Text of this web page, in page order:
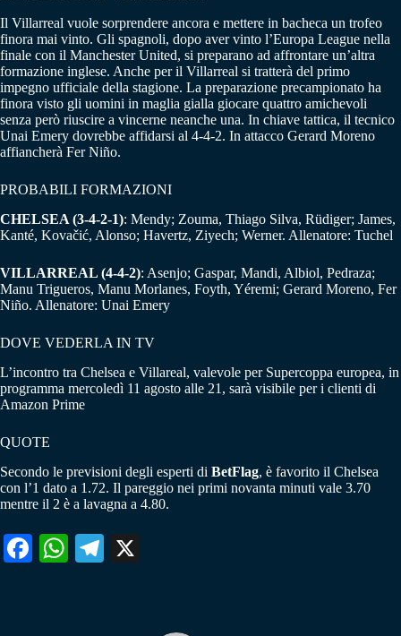
Il Villarreal vuole sorprendere ancora e mettere in bacheca un trofeo
finora mai vinto. Gli spagnoli, dopo aver vinto l’Europa League nella
finale con il Manchester United, si preparano ad affrontare un’altra
formazione inglese. Anche per il Villarreal si tratterà del primo
impegno ufficiale della stagione. La preparazione precampionato ha
finora visto gli uomini in maglia gialla giocare quattro amichevoli
senza però riuscire a vincerne neanche una. In chiave tattica, il tecnico
Unai Emery dovrebbe affidarsi al 4-4-2. In attacco Gerard Moreno
affiancherà Fer Niño.
PROBABILI FORMAZIONI
CHELSEA (3-4-2-1): Mendy; Zouma, Thiago Silva, Rüdiger; James,
Kanté, Kovačić, Alonso; Havertz, Ziyech; Werner. Allenatore: Tuchel
VILLARREAL (4-4-2): Asenjo; Gaspar, Mandi, Albiol, Pedraza;
Manu Trigueros, Manu Morlanes, Foyth, Yéremi; Gerard Moreno, Fer
Niño. Allenatore: Unai Emery
DOVE VEDERLA IN TV
L’incontro tra Chelsea e Villareal, valevole per Supercoppa europea, in
programma mercoledì 11 agosto alle 21, sarà visibile per i clienti di
Amazon Prime
QUOTE
Secondo le previsioni degli esperti di BetFlag, è favorito il Chelsea
con l’1 dato a 1.72. Il pareggio nei primi novanta minuti vale 3.70
mentre il 2 è a lavagna a 4.80.
Fa W
Te